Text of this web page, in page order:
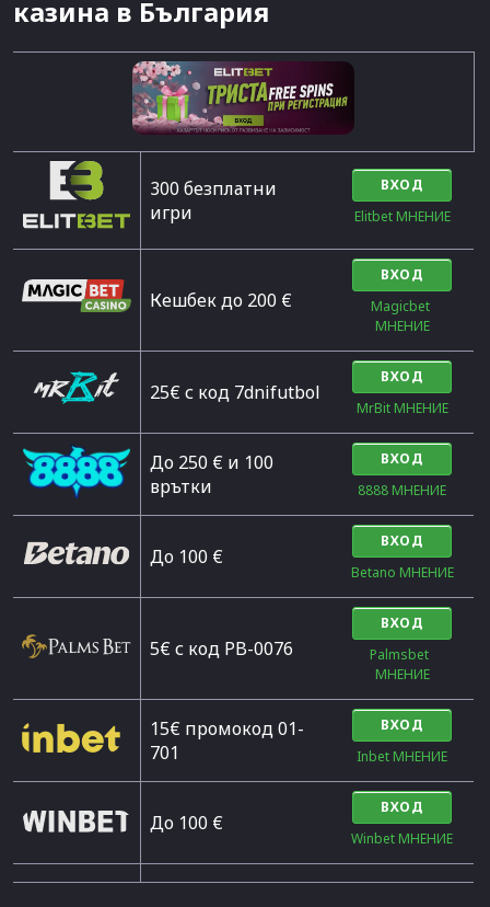
казина в България
300 безплатни
игри
ВХОД
Elitbet МНЕНИЕ
Кешбек до 200 €
ВХОД
Magicbet
МНЕНИЕ
25€ с код 7dnifutbol
ВХОД
MrBit МНЕНИЕ
До 250 € и 100
врътки
ВХОД
8888 МНЕНИЕ
Дo 100 €
ВХОД
Betano МНЕНИЕ
5€ с код PB-0076
ВХОД
Palmsbet
МНЕНИЕ
15€ промокод 01-
701
ВХОД
Inbet МНЕНИЕ
До 100 €
ВХОД
Winbet МНЕНИЕ